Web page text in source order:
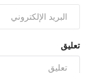
تعليق